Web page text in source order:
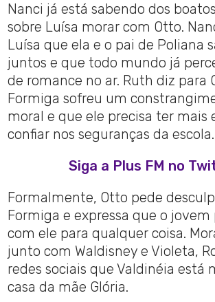
Nanci já está sabendo dos
sobre Luísa morar com Otto.
Luísa que ela e o pai de Poliana
juntos e que todo mundo já
de romance no ar. Ruth diz para
Formiga sofreu um
moral e que ele precisa ter mais
confiar nos seguranças da escola.
Siga a Plus FM no
Formalmente, Otto pede
Formiga e expressa que o
com ele para qualquer coisa.
junto com Waldisney e Violeta,
redes sociais que Valdinéia está
casa da mãe Glória.